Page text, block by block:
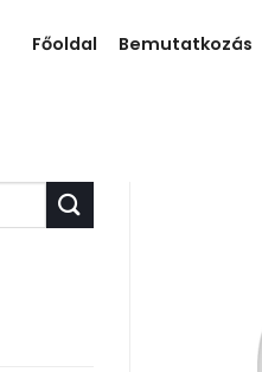
Főoldal Bemutatkozás